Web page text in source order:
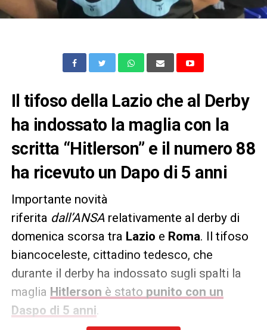
Il tifoso della Lazio che al Derby
ha indossato la maglia con la
scritta “Hitlerson” e il numero 88
ha ricevuto un Dapo di 5 anni
Importante novità
riferita dall’ANSA relativamente al derby di
domenica scorsa tra Lazio e Roma. Il tifoso
biancoceleste, cittadino tedesco, che
durante il derby ha indossato sugli spalti la
maglia Hitlerson è stato punito con un
Daspo di 5 anni.